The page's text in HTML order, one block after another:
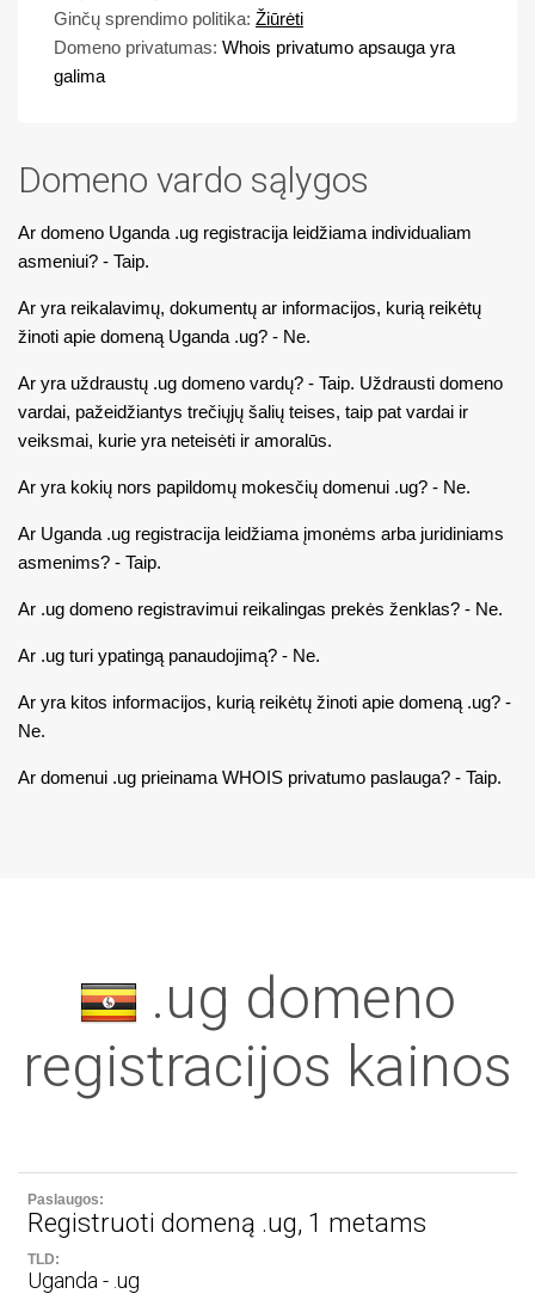
Ginčų sprendimo politika: Žiūrėti
Domeno privatumas: Whois privatumo apsauga yra
galima
Domeno vardo sąlygos
Ar domeno Uganda .ug registracija leidžiama individualiam
asmeniui? - Taip.
Ar yra reikalavimų, dokumentų ar informacijos, kurią reikėtų
žinoti apie domeną Uganda .ug? - Ne.
Ar yra uždraustų .ug domeno vardų? - Taip. Uždrausti domeno
vardai, pažeidžiantys trečiųjų šalių teises, taip pat vardai ir
veiksmai, kurie yra neteisėti ir amoralūs.
Ar yra kokių nors papildomų mokesčių domenui .ug? - Ne.
Ar Uganda .ug registracija leidžiama įmonėms arba juridiniams
asmenims? - Taip.
Ar .ug domeno registravimui reikalingas prekės ženklas? - Ne.
Ar .ug turi ypatingą panaudojimą? - Ne.
Ar yra kitos informacijos, kurią reikėtų žinoti apie domeną .ug? -
Ne.
Ar domenui .ug prieinama WHOIS privatumo paslauga? - Taip.
.ug domeno
registracijos kainos
Registruoti domeną .ug, 1 metams
Uganda - .ug